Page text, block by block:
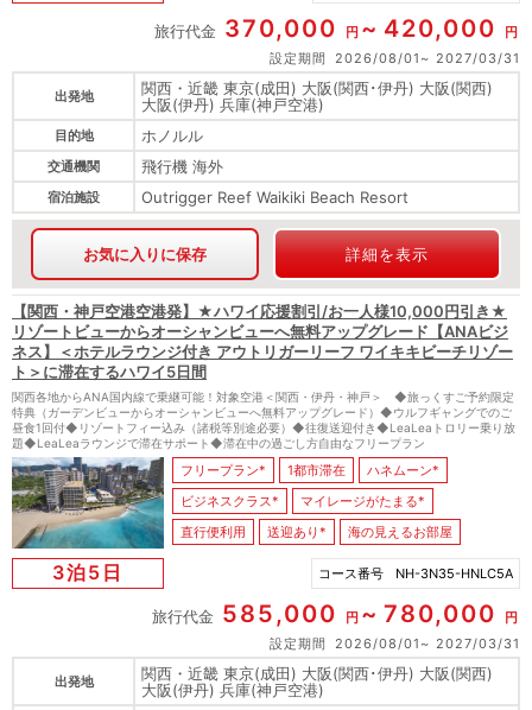
旅行代金 370,000 円 420,000
円
設定期間
2026/08/01 2027/03/31
出発地
関西・近畿 東京(成田) 大阪(関西･伊丹) 大阪(関西)
大阪(伊丹) 兵庫(神戸空港)
目的地 ホノルル
交通機関 飛行機 海外
宿泊施設 Outrigger Reef Waikiki Beach Resort
お気に入りに保存 詳細を表示
【関西・神戸空港空港発】★ハワイ応援割引/お一人様10,000円引き★
リゾートビューからオーシャンビューへ無料アップグレード【ANAビジ
ネス】＜ホテルラウンジ付き アウトリガーリーフ ワイキキビーチリゾー
ト＞に滞在するハワイ5日間
関西各地からANA国内線で乗継可能！対象空港＜関西・伊丹・神戸＞ ◆旅っくすご予約限定
特典（ガーデンビューからオーシャンビューへ無料アップグレード）◆ウルフギャングでのご
昼食1回付◆リゾートフィー込み（諸税等別途必要）◆往復送迎付き◆LeaLeaトロリー乗り放
題◆LeaLeaラウンジで滞在サポート◆滞在中の過ごし方自由なフリープラン
フリープラン* 1都市滞在
ハネムーン*
ビジネスクラス*
マイレージがたまる*
直行便利用
送迎あり* 海の見えるお部屋
3泊5日 コース番号 NH-3N35-HNLC5A
旅行代金 585,000 円 780,000
円
設定期間
2026/08/01 2027/03/31
出発地
関西・近畿 東京(成田) 大阪(関西･伊丹) 大阪(関西)
大阪(伊丹) 兵庫(神戸空港)